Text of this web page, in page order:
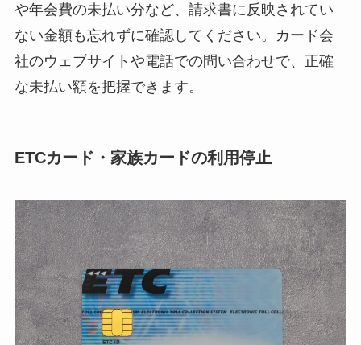
や年会費の未払い分など、請求書に反映されてい
ない金額も忘れずに確認してください。カード会
社のウェブサイトや電話での問い合わせで、正確
な未払い額を把握できます。
ETCカード・家族カードの利用停止